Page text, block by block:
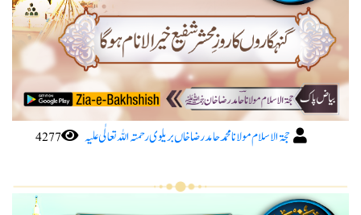
حجۃ الاسلام مولانا محمد حامد رضا خاں بریلوی رحمتہ اللہ تعا لٰی علیہ